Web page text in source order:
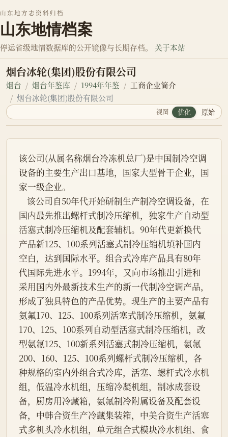
山东地方志资料归档
山东地情档案
停运省级地情数据库的公开镜像与长期存档。 关于本站
烟台冰轮(集团)股份有限公司
烟台 烟台年鉴库 1994年年鉴
工商企业简介
烟台冰轮(集团)股份有限公司
视图 优化 原始
该公司(从属名称烟台冷冻机总厂)是中国制冷空调
设备的主要生产出口基地，国家大型骨干企业，国
家一级企业。
国内最先推出螺杆式制冷压缩机，独家生产自动型
活塞式制冷压缩机及配套辅机。90年代更新换代
产品新125、100系列活塞式制冷压缩机填补国内
空白，达到国际水平。组合式冷库产品具有80年
代国际先进水平。1994年，又向市场推出引进和
采用国内外最新技术生产的新一代制冷空调产品，
形成了独具特色的产品优势。现生产的主要产品有
氨氟170、125、100系列活塞式制冷压缩机，氨氟
170、125、100系列自动型活塞式制冷压缩机，改
型氨氟125、100新系列活塞式制冷压缩机，氨氟
200、160、125、100系列螺杆式制冷压缩机，各
种规格的室内外组合式冷库，活塞、螺杆式冷水机
组，低温冷水机组，压缩冷凝机组，制冰成套设
备，厨房用冷藏箱，氨氟制冷附属设备及配套设
备，中韩合资生产冷藏集装箱，中美合资生产活塞
式多机头冷水机组，单元组合式模块冷水机组、食